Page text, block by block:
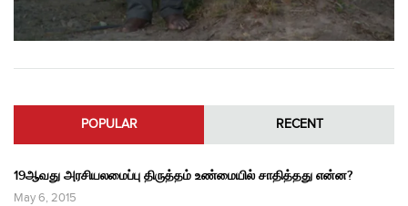
POPULAR RECENT
19ஆவது அரசியலமைப்பு திருத்தம் உண்மையில் சாதித்தது என்ன?
May 6, 2015